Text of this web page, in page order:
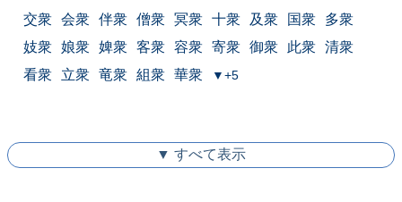
交衆 会衆 伴衆 僧衆 冥衆 十衆 及衆 国衆
多衆
妓衆 娘衆 婢衆 客衆 容衆 寄衆 御衆 此衆 清衆
看衆
立衆 竜衆 組衆 華衆 ▼+5
▼ すべて表示